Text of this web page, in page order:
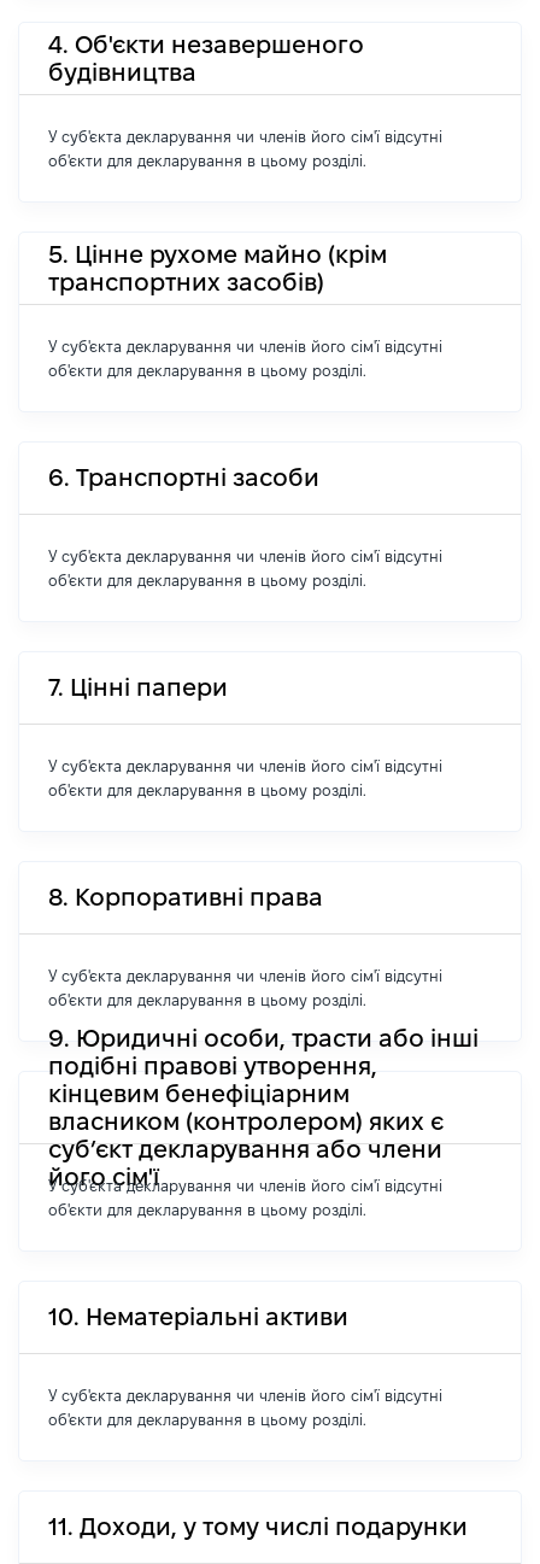
4. Об'єкти незавершеного
будівництва
У суб'єкта декларування чи членів його сім'ї відсутні
об'єкти для декларування в цьому розділі.
5. Цінне рухоме майно (крім
транспортних засобів)
У суб'єкта декларування чи членів його сім'ї відсутні
об'єкти для декларування в цьому розділі.
6. Транспортні засоби
У суб'єкта декларування чи членів його сім'ї відсутні
об'єкти для декларування в цьому розділі.
7. Цінні папери
У суб'єкта декларування чи членів його сім'ї відсутні
об'єкти для декларування в цьому розділі.
8. Корпоративні права
У суб'єкта декларування чи членів його сім'ї відсутні
об'єкти для декларування в цьому розділі.
9. Юридичні особи, трасти або інші
подібні правові утворення,
кінцевим бенефіціарним
власником (контролером) яких є
суб’єкт декларування або члени
його сім'ї
У суб'єкта декларування чи членів його сім'ї відсутні
об'єкти для декларування в цьому розділі.
10. Нематеріальні активи
У суб'єкта декларування чи членів його сім'ї відсутні
об'єкти для декларування в цьому розділі.
11. Доходи, у тому числі подарунки